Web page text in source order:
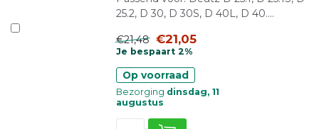
25.2, D 30, D 30S, D 40L, D 40....
€21,48 €21,05
Je bespaart 2%
Op voorraad
Bezorging dinsdag, 11
augustus